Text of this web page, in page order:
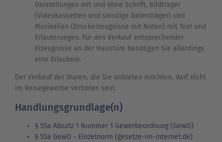
Darstellungen mit und ohne Schrift, Bildträger
(Videokassetten und sonstige Datenträger) und
Musikalien (Druckerzeugnisse mit Noten) mit Text und
Erläuterungen. Für den Verkauf entsprechender
Erzeugnisse an der Haustüre benötigen Sie allerdings
eine Erlaubnis.
Der Verkauf der Waren, die Sie anbieten möchten, darf nicht
im Reisegewerbe verboten sein.
Handlungsgrundlage(n)
§ 55a Absatz 1 Nummer 1 Gewerbeordnung (GewO)
§ 55a GewO - Einzelnorm (gesetze-im-internet.de)